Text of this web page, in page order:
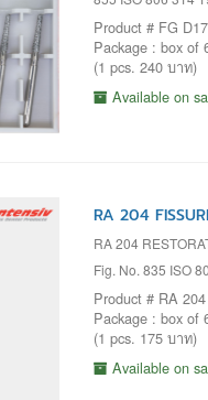
Product # FG D17
Package : box of
(1 pcs. 240 บาท)
Available on
RA 204
RA 204
Fig. No. 835 ISO
Product # RA 204
Package : box of
(1 pcs. 175 บาท)
Available on